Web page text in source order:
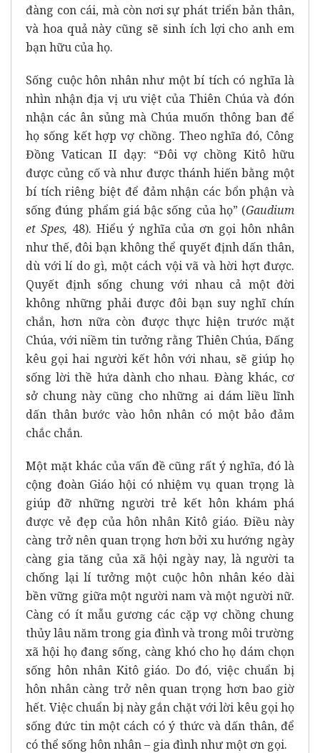
đàng con cái, mà còn nơi sự phát triển bản thân,
và hoa quả này cũng sẽ sinh ích lợi cho anh em
bạn hữu của họ.
Sống cuộc hôn nhân như một bí tích có nghĩa là
nhìn nhận địa vị ưu việt của Thiên Chúa và đón
nhận các ân sủng mà Chúa muốn thông ban để
họ sống kết hợp vợ chồng. Theo nghĩa đó, Công
Đồng Vatican II dạy: “Đôi vợ chồng Kitô hữu
được củng cố và như được thánh hiến bằng một
bí tích riêng biệt để đảm nhận các bổn phận và
sống đúng phẩm giá bậc sống của họ” (Gaudium
et Spes, 48). Hiểu ý nghĩa của ơn gọi hôn nhân
như thế, đôi bạn không thể quyết định dấn thân,
dù với lí do gì, một cách vội vã và hời hợt được.
Quyết định sống chung với nhau cả một đời
không những phải được đôi bạn suy nghĩ chín
chắn, hơn nữa còn được thực hiện trước mặt
Chúa, với niềm tin tưởng rằng Thiên Chúa, Đấng
kêu gọi hai người kết hôn với nhau, sẽ giúp họ
sống lời thề hứa dành cho nhau. Đàng khác, cơ
sở chung này cũng cho những ai dám liều lĩnh
dấn thân bước vào hôn nhân có một bảo đảm
chắc chắn.
Một mặt khác của vấn đề cũng rất ý nghĩa, đó là
cộng đoàn Giáo hội có nhiệm vụ quan trọng là
giúp đỡ những người trẻ kết hôn khám phá
được vẻ đẹp của hôn nhân Kitô giáo. Điều này
càng trở nên quan trọng hơn bởi xu hướng ngày
càng gia tăng của xã hội ngày nay, là người ta
chống lại lí tưởng một cuộc hôn nhân kéo dài
bền vững giữa một người nam và một người nữ.
Càng có ít mẫu gương các cặp vợ chồng chung
thủy lâu năm trong gia đình và trong môi trường
xã hội họ đang sống, càng khó cho họ dám chọn
sống hôn nhân Kitô giáo. Do đó, việc chuẩn bị
hôn nhân càng trở nên quan trọng hơn bao giờ
hết. Việc chuẩn bị này gắn chặt với lời kêu gọi họ
sống đức tin một cách có ý thức và dấn thân, để
có thể sống hôn nhân – gia đình như một ơn gọi.